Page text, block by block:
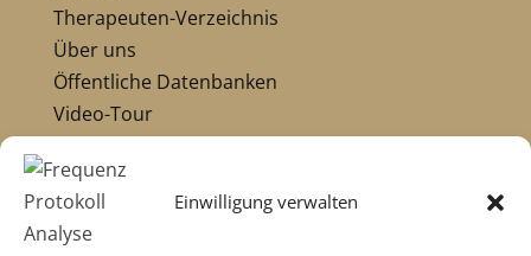
Einwilligung verwalten
Therapeuten-Verzeichnis
Über uns
Öffentliche Datenbanken
Video-Tour
Die Pioniere:
Übersicht Pioniere
Nikola Tesla